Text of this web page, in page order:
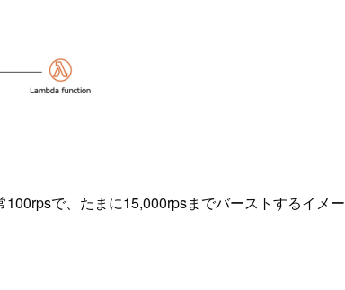
で、たまに15,000rpsまでバーストするイメー